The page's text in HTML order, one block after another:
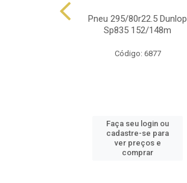
Pneu 295/80r22.5 Dunlop
Sp835 152/148m
Código: 6877
Faça seu login ou
cadastre-se para
ver preços e
comprar